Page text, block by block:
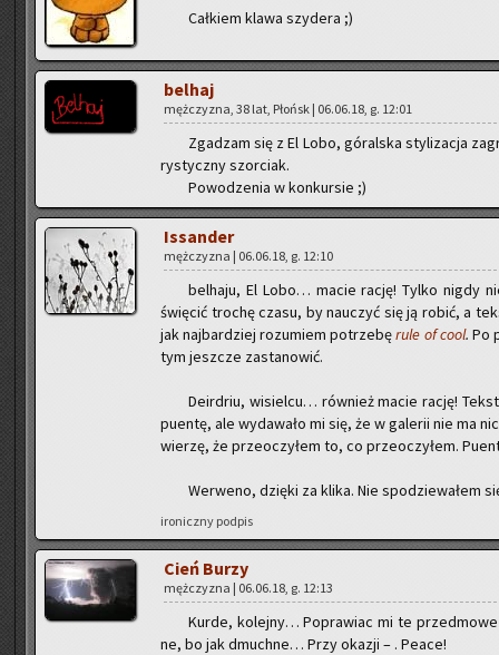
Cał­kiem klawa szy­de­ra ;)
bel­haj
męż­czy­zna, 38 lat, Płońsk | 06.06.18, g. 12:01
Zga­dzam się z El Lobo, gó­ral­ska sty­li­za­cja
ry­stycz­ny szor­ciak.
Po­wo­dze­nia w kon­kur­sie ;)
Is­san­der
męż­czy­zna | 06.06.18, g. 12:10
bel­ha­ju, El Lobo… macie rację! Tylko nigdy
świę­cić tro­chę czasu, by na­uczyć się ją robić, a
jak naj­bar­dziej ro­zu­miem po­trze­bęrule of cool. Po
tym jesz­cze za­sta­no­wić.
De­ir­driu, wi­siel­cu… rów­nież macie rację!
pu­en­tę, ale wy­da­wa­ło mi się, że w ga­le­rii nie ma
wie­rzę, że prze­oczy­łem to, co prze­oczy­łem.
We­rwe­no, dzię­ki za klika. Nie spo­dzie­wa­łem
iro­nicz­ny pod­pis
Cień Burzy
męż­czy­zna | 06.06.18, g. 12:13
Kurde, ko­lej­ny… Po­pra­wiac mi te
ne, bo jak dmuch­ne… Przy oka­zji – . Peace!